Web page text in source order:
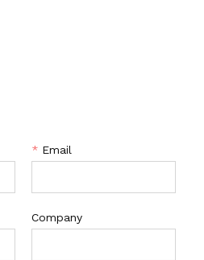
* Email
Company